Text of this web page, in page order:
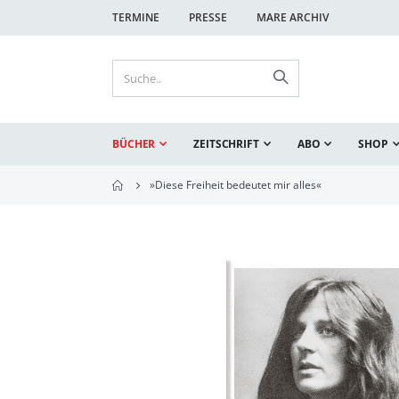
TERMINE PRESSE MARE ARCHIV
BÜCHER ZEITSCHRIFT ABO SHOP
»Diese Freiheit bedeutet mir alles«